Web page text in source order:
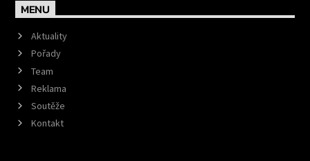
MENU
Aktuality
Pořady
Team
Reklama
Soutěže
Kontakt